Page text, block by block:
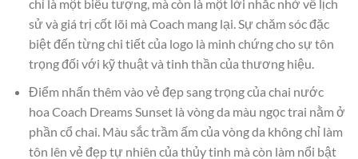
chỉ là một biểu tượng, mà còn là một lời nhắc nhở về lịch
sử và giá trị cốt lõi mà Coach mang lại. Sự chăm sóc đặc
biệt đến từng chi tiết của logo là minh chứng cho sự tôn
trọng đối với kỹ thuật và tinh thần của thương hiệu.
Điểm nhấn thêm vào vẻ đẹp sang trọng của chai nước
hoa Coach Dreams Sunset là vòng da màu ngọc trai nằm ở
phần cổ chai. Màu sắc trầm ấm của vòng da không chỉ làm
tôn lên vẻ đẹp tự nhiên của thủy tinh mà còn làm nổi bật